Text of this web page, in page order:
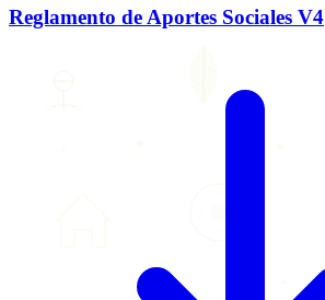
Reglamento de Aportes Sociales V4